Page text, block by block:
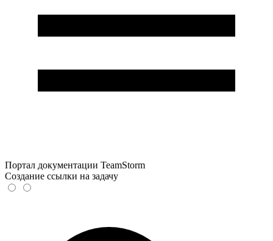
Портал документации TeamStorm
Создание ссылки на задачу